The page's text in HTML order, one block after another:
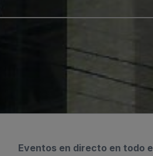
Eventos en directo en todo